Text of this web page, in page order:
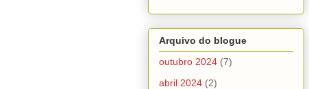
Arquivo do blogue
outubro 2024 (7)
abril 2024 (2)